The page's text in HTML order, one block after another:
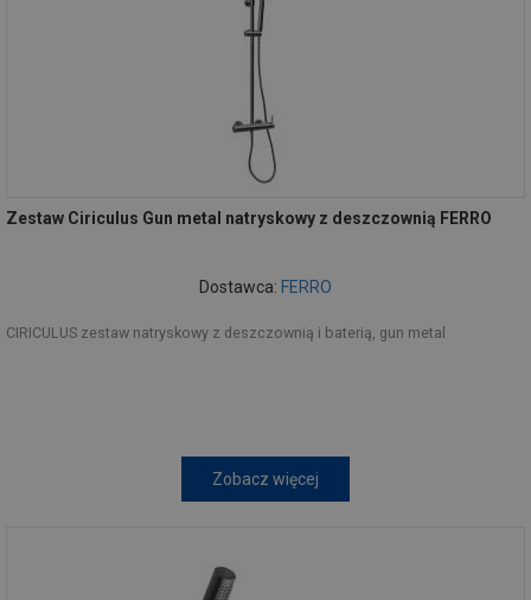
Zestaw Ciriculus Gun metal natryskowy z deszczownią FERRO
Dostawca: FERRO
CIRICULUS zestaw natryskowy z deszczownią i baterią, gun metal
Zobacz więcej